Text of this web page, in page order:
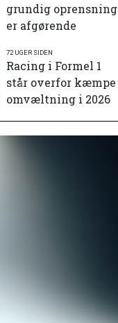
grundig oprensning
er afgørende
72 UGER SIDEN
Racing i Formel 1
står overfor kæmpe
omvæltning i 2026